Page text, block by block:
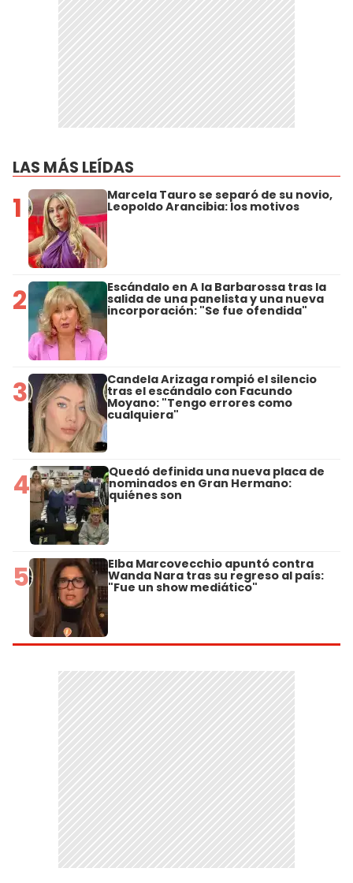
LAS MÁS LEÍDAS
1 Marcela Tauro se separó de su novio,
Leopoldo Arancibia: los motivos
2 Escándalo en A la Barbarossa tras la
salida de una panelista y una nueva
incorporación: "Se fue ofendida"
3 Candela Arizaga rompió el silencio
tras el escándalo con Facundo
Moyano: "Tengo errores como
cualquiera"
4 Quedó definida una nueva placa de
nominados en Gran Hermano:
quiénes son
5 Elba Marcovecchio apuntó contra
Wanda Nara tras su regreso al país:
"Fue un show mediático"